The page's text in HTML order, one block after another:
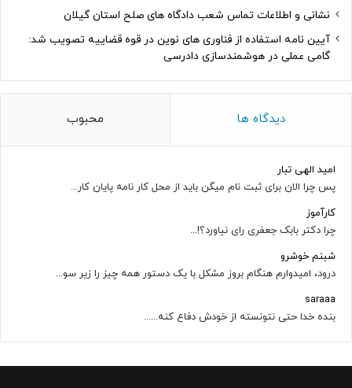
نشانی و اطلاعات تماس شعب دادگاه های صلح استان گیلان
آیین نامه استفاده از فناوری های نوین در قوه قضاییه تصویب شد:
گامی عملی در هوشمندسازی دادرسی
دیدگاه ها محبوب
امید الهی تبار
پس چرا الان برای ثبت نام میگن باید از محل کار نامه پایان کار...
کارآموز
چرا دکتر بابک جعفری رای نیاورد؟!...
شبنم خوشرو
درود، امیدوارم هنگام بروز مشکل با یک دستور همه چیز را زیر سو...
saraaa
بنده خدا حتی نتونسته از خودش دفاع کنه......